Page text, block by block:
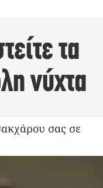
τα
νύχτα
σας σε